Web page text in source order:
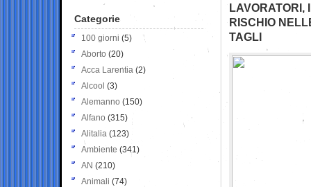
LAVORATORI,
RISCHIO
TAGLI
Categorie
100 giorni (5)
Aborto (20)
Acca Larentia (2)
Alcool (3)
Alemanno (150)
Alfano (315)
Alitalia (123)
Ambiente (341)
AN (210)
Animali (74)